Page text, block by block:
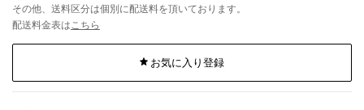
その他、送料区分は個別に配送料を頂いております。
配送料金表はこちら
お気に入り登録